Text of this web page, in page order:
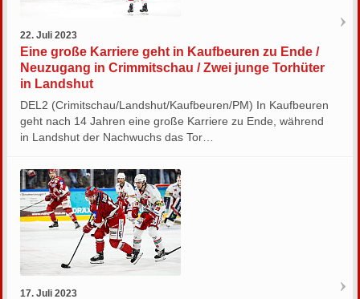
22. Juli 2023
Eine große Karriere geht in Kaufbeuren zu Ende /
Neuzugang in Crimmitschau / Zwei junge Torhüter
in Landshut
DEL2 (Crimitschau/Landshut/Kaufbeuren/PM) In Kaufbeuren
geht nach 14 Jahren eine große Karriere zu Ende, während
in Landshut der Nachwuchs das Tor…
17. Juli 2023